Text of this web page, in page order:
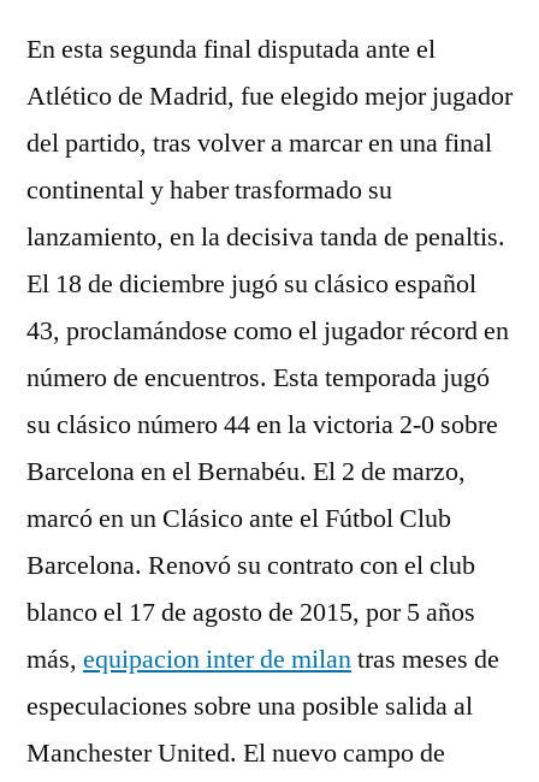
En esta segunda final disputada ante el
Atlético de Madrid, fue elegido mejor jugador
del partido, tras volver a marcar en una final
continental y haber trasformado su
lanzamiento, en la decisiva tanda de penaltis.
El 18 de diciembre jugó su clásico español
43, proclamándose como el jugador récord en
número de encuentros. Esta temporada jugó
su clásico número 44 en la victoria 2-0 sobre
Barcelona en el Bernabéu. El 2 de marzo,
marcó en un Clásico ante el Fútbol Club
Barcelona. Renovó su contrato con el club
blanco el 17 de agosto de 2015, por 5 años
más, equipacion inter de milantras meses de
especulaciones sobre una posible salida al
Manchester United. El nuevo campo de